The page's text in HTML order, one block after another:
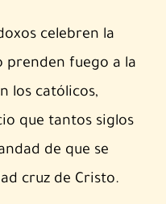
celebren la
fuego a la
los católicos,
que tantos siglos
de que se
cruz de Cristo.